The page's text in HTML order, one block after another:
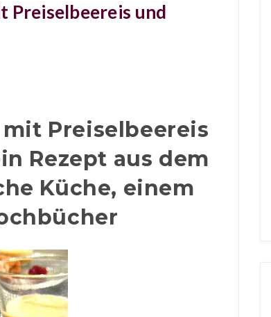
Preiselbeereis und
Preiselbeereis
Rezept aus dem
Küche, einem